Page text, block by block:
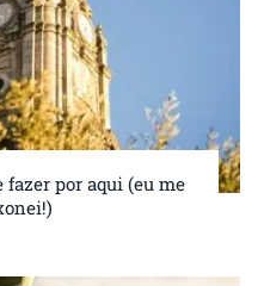
fazer por aqui (eu me